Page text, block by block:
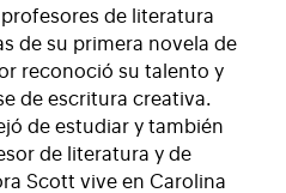
de literatura
de su primera novela de
reconoció su talento y
de escritura creativa.
de estudiar y también
de literatura y de
Scott vive en Carolina